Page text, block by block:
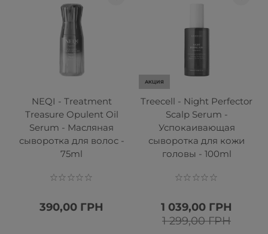
NEQI - Treatment
Treasure Opulent Oil
Serum - Масляная
сыворотка для волос -
75ml
390,00 ГРН
АКЦИЯ
Treecell - Night Perfector
Scalp Serum -
Успокаивающая
сыворотка для кожи
головы - 100ml
1 299,00 ГРН
1 039,00 ГРН